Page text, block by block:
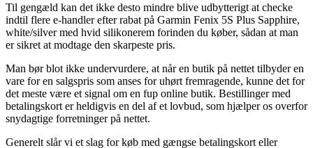
Til gengæld kan det ikke desto mindre blive udbytterigt at checke
indtil flere e-handler efter rabat på Garmin Fenix 5S Plus Sapphire,
white/silver med hvid silikonerem forinden du køber, sådan at man
er sikret at modtage den skarpeste pris.
Man bør blot ikke undervurdere, at når en butik på nettet tilbyder en
vare for en salgspris som anses for uhørt fremragende, kunne det for
det meste være et signal om en fup online butik. Bestillinger med
betalingskort er heldigvis en del af et lovbud, som hjælper os overfor
snydagtige forretninger på nettet.
Generelt slår vi et slag for køb med gængse betalingskort eller